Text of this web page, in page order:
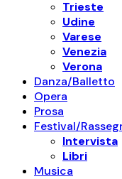
Trieste
Udine
Varese
Venezia
Verona
Danza/Balletto
Opera
Prosa
Festival/
Intervista
Libri
Musica